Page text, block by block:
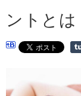
ントとは